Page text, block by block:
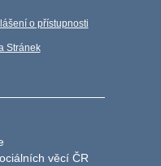
o přístupnosti
Stránek
věcí ČR